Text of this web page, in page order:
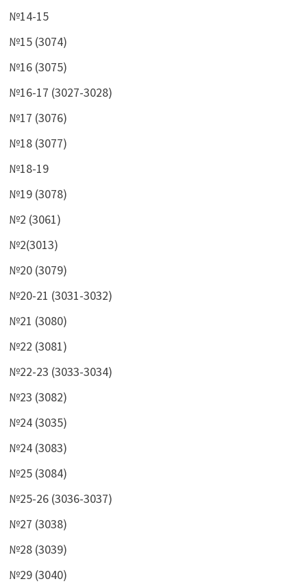
№14-15
№15 (3074)
№16 (3075)
№16-17 (3027-3028)
№17 (3076)
№18 (3077)
№18-19
№19 (3078)
№2 (3061)
№2(3013)
№20 (3079)
№20-21 (3031-3032)
№21 (3080)
№22 (3081)
№22-23 (3033-3034)
№23 (3082)
№24 (3035)
№24 (3083)
№25 (3084)
№25-26 (3036-3037)
№27 (3038)
№28 (3039)
№29 (3040)